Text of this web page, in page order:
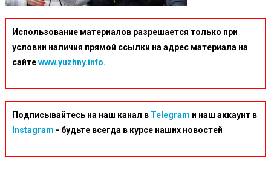
Использование материалов разрешается только при
условии наличия прямой ссылки на адрес материала на
сайтеwww.yuzhny.info.
Подписывайтесь на наш канал в Telegram и наш аккаунт в
Instagram - будьте всегда в курсе наших новостей